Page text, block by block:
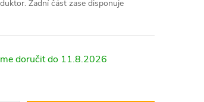
Zadní část zase disponuje
11.8.2026